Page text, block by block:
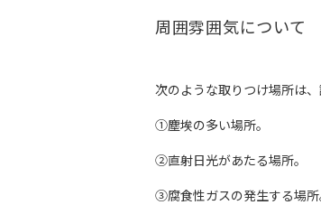
周囲雰囲気について
次のような取りつけ場所は
①塵埃の多い場所。
②直射日光があたる場所。
③腐食性ガスの発生する場所